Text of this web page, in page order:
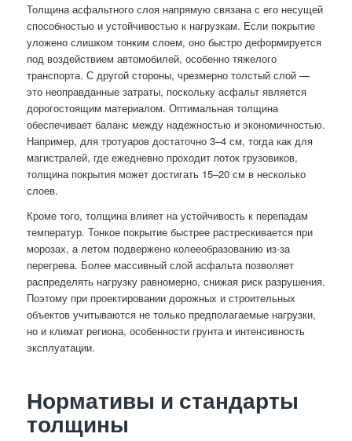
Толщина асфальтного слоя напрямую связана с его несущей
способностью и устойчивостью к нагрузкам. Если покрытие
уложено слишком тонким слоем, оно быстро деформируется
под воздействием автомобилей, особенно тяжелого
транспорта. С другой стороны, чрезмерно толстый слой —
это неоправданные затраты, поскольку асфальт является
дорогостоящим материалом. Оптимальная толщина
обеспечивает баланс между надежностью и экономичностью.
Например, для тротуаров достаточно 3–4 см, тогда как для
магистралей, где ежедневно проходит поток грузовиков,
толщина покрытия может достигать 15–20 см в несколько
слоев.
Кроме того, толщина влияет на устойчивость к перепадам
температур. Тонкое покрытие быстрее растрескивается при
морозах, а летом подвержено колееобразованию из-за
перегрева. Более массивный слой асфальта позволяет
распределять нагрузку равномерно, снижая риск разрушения.
Поэтому при проектировании дорожных и строительных
объектов учитываются не только предполагаемые нагрузки,
но и климат региона, особенности грунта и интенсивность
эксплуатации.
Нормативы и стандарты
толщины